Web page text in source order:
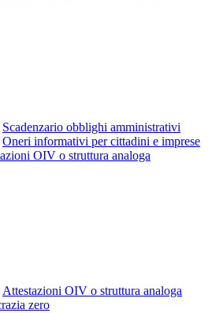
Scadenzario obblighi amministrativi
Oneri informativi per cittadini e imprese
OIV o struttura analoga
Attestazioni OIV o struttura analoga
zero